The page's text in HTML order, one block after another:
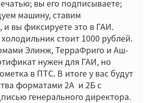
вы его подписываете;
машину, ставим
вы фиксируете это в ГАИ.
стоит 1000 рублей.
Элинж, ТерраФриго и Аш-
нужен для ГАИ, но
в ПТС. В итоге у вас будут
форматами 2А и 2Б с
генерального директора.